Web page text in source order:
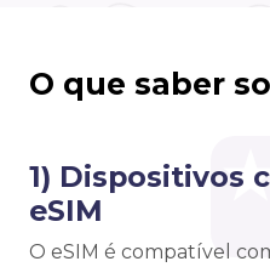
O que saber
1) Dispositivos
eSIM
O eSIM é compatível